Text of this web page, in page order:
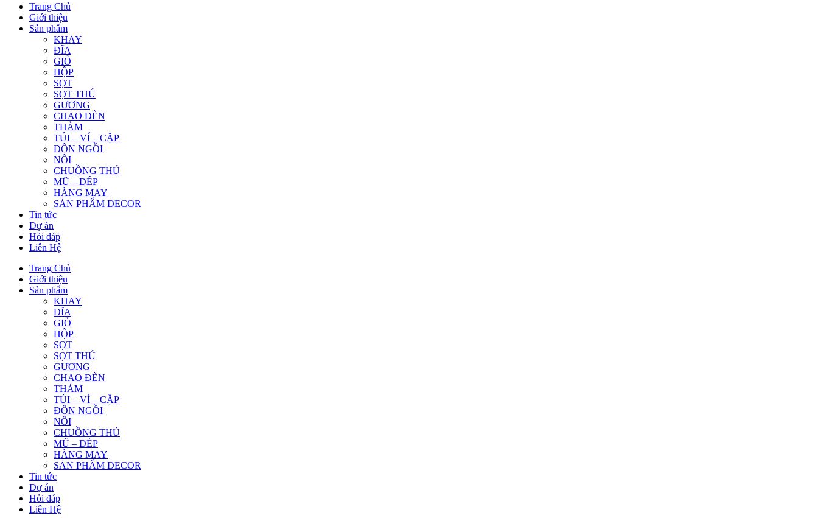
Trang Chủ
Giới thiệu
Sản phẩm
KHAY
ĐĨA
GIỎ
HỘP
SỌT
SỌT THÚ
GƯƠNG
CHAO ĐÈN
THẢM
TÚI – VÍ – CẶP
ĐÔN NGỒI
NÔI
CHUỒNG THÚ
MŨ – DÉP
HÀNG MAY
SẢN PHẨM DECOR
Tin tức
Dự án
Hỏi đáp
Liên Hệ
Trang Chủ
Giới thiệu
Sản phẩm
KHAY
ĐĨA
GIỎ
HỘP
SỌT
SỌT THÚ
GƯƠNG
CHAO ĐÈN
THẢM
TÚI – VÍ – CẶP
ĐÔN NGỒI
NÔI
CHUỒNG THÚ
MŨ – DÉP
HÀNG MAY
SẢN PHẨM DECOR
Tin tức
Dự án
Hỏi đáp
Liên Hệ